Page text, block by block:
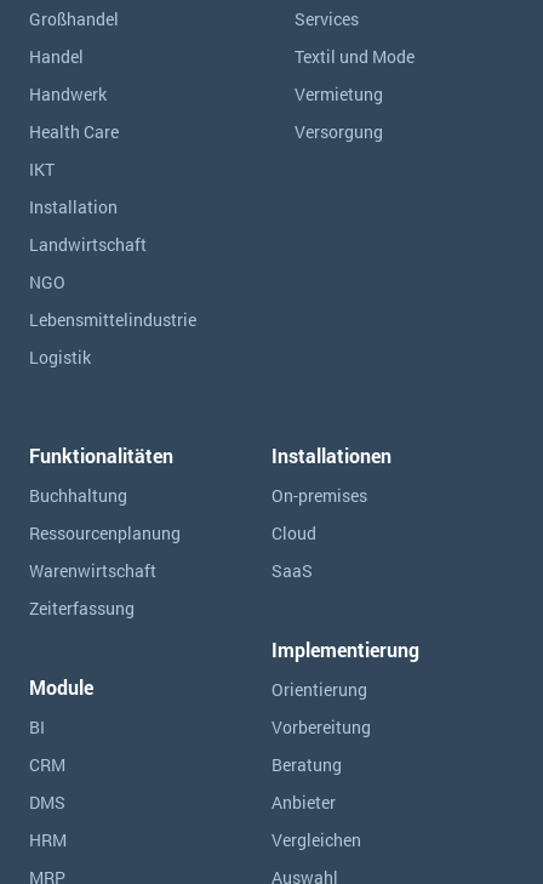
Großhandel
Handel
Handwerk
Health Care
IKT
Installation
Landwirtschaft
NGO
Lebensmittelindustrie
Logistik
Services
Textil und Mode
Vermietung
Versorgung
Funktionalitäten
Buchhaltung
Ressourcen­planung
Warenwirtschaft
Zeiterfassung
Module
BI
CRM
DMS
HRM
MRP
Installationen
On-premises
Cloud
SaaS
Implementierung
Orientierung
Vorbereitung
Beratung
Anbieter
Vergleichen
Auswahl